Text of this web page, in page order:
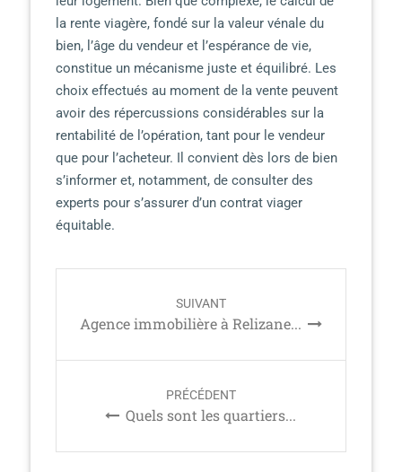
la rente viagère, fondé sur la valeur vénale du
bien, l’âge du vendeur et l’espérance de vie,
constitue un mécanisme juste et équilibré. Les
choix effectués au moment de la vente peuvent
avoir des répercussions considérables sur la
rentabilité de l’opération, tant pour le vendeur
que pour l’acheteur. Il convient dès lors de bien
s’informer et, notamment, de consulter des
experts pour s’assurer d’un contrat viager
équitable.
t
i
SUIVANT
Agence immobilière à Relizane...
PRÉCÉDENT
Quels sont les quartiers...